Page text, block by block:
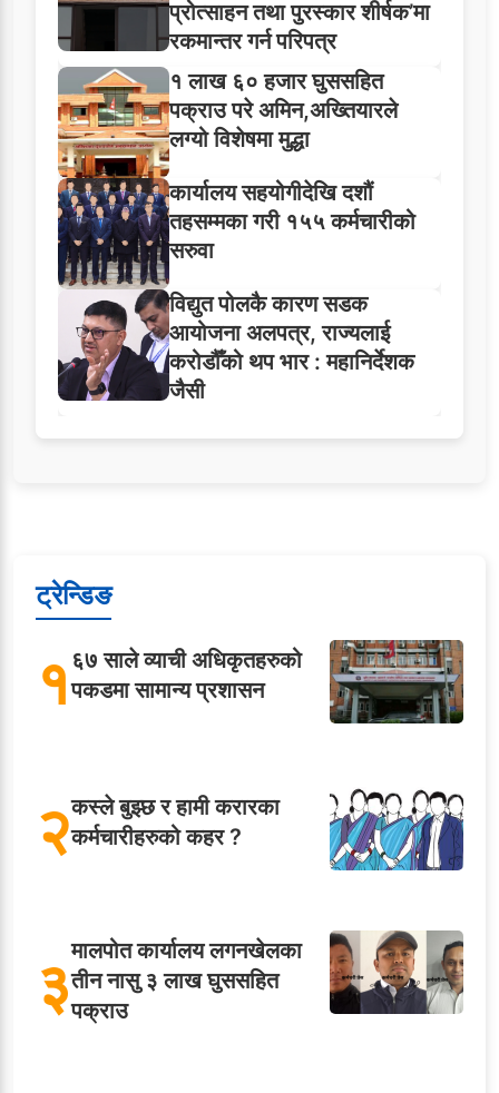
प्रोत्साहन तथा पुरस्कार शीर्षक’मा
रकमान्तर गर्न परिपत्र
१ लाख ६० हजार घुससहित
पक्राउ परे अमिन,अख्तियारले
लग्यो विशेषमा मुद्धा
कार्यालय सहयोगीदेखि दशौं
तहसम्मका गरी १५५ कर्मचारीको
सरुवा
विद्युत पोलकै कारण सडक
आयोजना अलपत्र, राज्यलाई
करोडौँको थप भार : महानिर्देशक
जैसी
ट्रेन्डिङ
१६७ साले व्याची अधिकृतहरुको
पकडमा सामान्य प्रशासन
२कस्ले बुझ्छ र हामी करारका
कर्मचारीहरुको कहर ?
३मालपोत कार्यालय लगनखेलका
तीन नासु ३ लाख घुससहित
पक्राउ